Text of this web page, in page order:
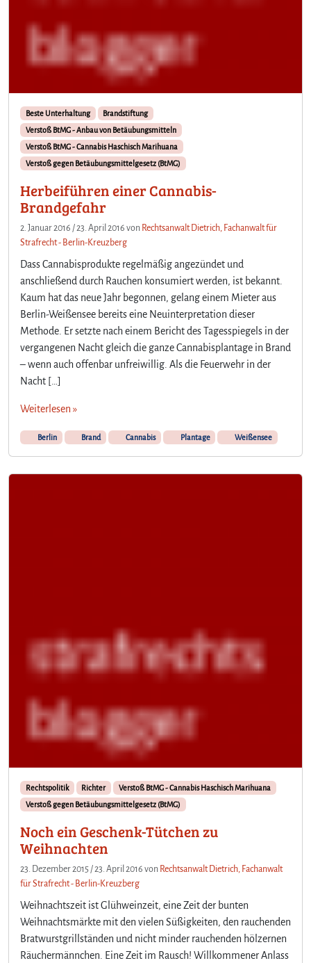
Beste Unterhaltung
Brandstiftung
Verstoß BtMG - Anbau von Betäubungsmitteln
Verstoß BtMG - Cannabis Haschisch Marihuana
Verstoß gegen Betäubungsmittelgesetz (BtMG)
Herbeiführen einer Cannabis-
Brandgefahr
2. Januar 2016 /23. April 2016 von Rechtsanwalt Dietrich, Fachanwalt für
Strafrecht - Berlin-Kreuzberg
Dass Cannabisprodukte regelmäßig angezündet und
anschließend durch Rauchen konsumiert werden, ist bekannt.
Kaum hat das neue Jahr begonnen, gelang einem Mieter aus
Berlin-Weißensee bereits eine Neuinterpretation dieser
Methode. Er setzte nach einem Bericht des Tagesspiegels in der
vergangenen Nacht gleich die ganze Cannabisplantage in Brand
– wenn auch offenbar unfreiwillig. Als die Feuerwehr in der
Nacht […]
Weiterlesen »
Berlin Brand Cannabis Plantage Weißensee
Rechtspolitik Richter
Verstoß BtMG - Cannabis Haschisch Marihuana
Verstoß gegen Betäubungsmittelgesetz (BtMG)
Noch ein Geschenk-Tütchen zu
Weihnachten
23. Dezember 2015 /23. April 2016 von Rechtsanwalt Dietrich, Fachanwalt
für Strafrecht - Berlin-Kreuzberg
Weihnachtszeit ist Glühweinzeit, eine Zeit der bunten
Weihnachtsmärkte mit den vielen Süßigkeiten, den rauchenden
Bratwurstgrillständen und nicht minder rauchenden hölzernen
Räuchermännchen. Eine Zeit im Rausch! Willkommener Anlass